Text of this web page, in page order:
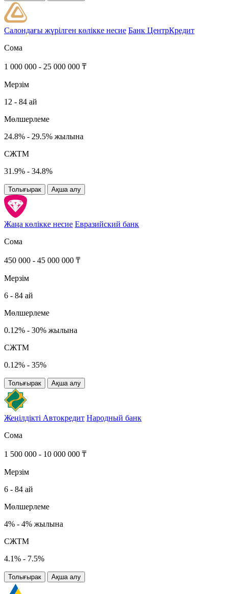
Салондағы жүрілген көлікке несие Банк ЦентрКредит
Сома
1 000 000 - 25 000 000 ₸
Мерзім
12 - 84 ай
Мөлшерлеме
24.8% - 29.5% жылына
СЖТМ
31.9% - 34.8%
Толығырак Ақша алу
Жаңа көлікке несие Евразийский банк
Сома
450 000 - 45 000 000 ₸
Мерзім
6 - 84 ай
Мөлшерлеме
0.12% - 30% жылына
СЖТМ
0.12% - 35%
Толығырак Ақша алу
Жеңілдікті Автокредит Народный банк
Сома
1 500 000 - 10 000 000 ₸
Мерзім
6 - 84 ай
Мөлшерлеме
4% - 4% жылына
СЖТМ
4.1% - 7.5%
Толығырак Ақша алу